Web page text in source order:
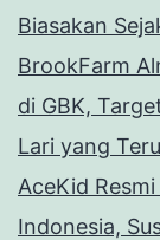
Biasakan
BrookFarm
di GBK,
Lari yang
AceKid
Indonesia,